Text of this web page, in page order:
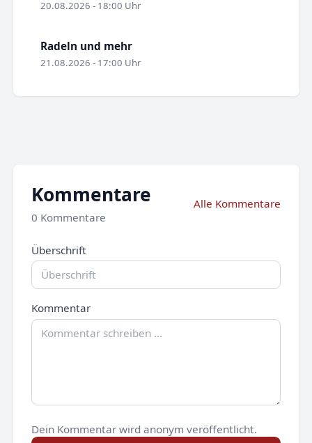
20.08.2026 - 18:00 Uhr
Radeln und mehr
21.08.2026 - 17:00 Uhr
Kommentare
0 Kommentare
Alle Kommentare
Überschrift
Kommentar
Dein Kommentar wird anonym veröffentlicht.